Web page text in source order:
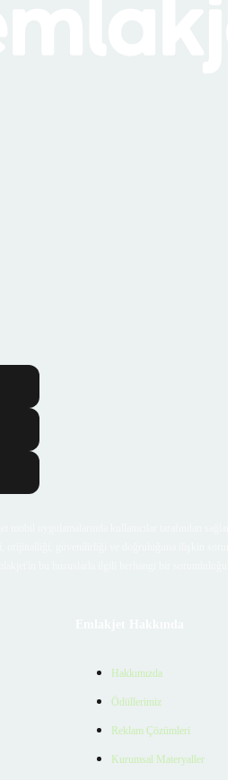
Hakkımızda
Ödüllerimiz
Reklam Çözümleri
Kurumsal Materyaller